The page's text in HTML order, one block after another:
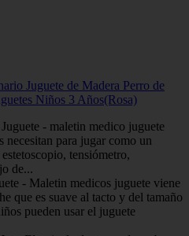
Juguete de Madera Perro de
Niños 3 Años(Rosa)
- maletin medico juguete
necesitan para jugar como un
tensiómetro,
de...
- Maletin medicos juguete viene
que es suave al tacto y del tamaño
pueden usar el juguete